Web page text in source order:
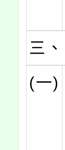
三、
(一)